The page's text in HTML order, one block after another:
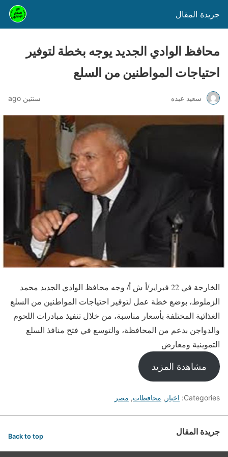
جريدة المقال
محافظ الوادي الجديد يوجه بخطة لتوفير
احتياجات المواطنين من السلع
سعيد عبده سنتين ago
الخارجة في 22 فبراير/أ ش أ/ وجه محافظ الوادي الجديد محمد
الزملوط، بوضع خطة عمل لتوفير احتياجات المواطنين من السلع
الغذائية المختلفة بأسعار مناسبة، من خلال تنفيذ مبادرات اللحوم
والدواجن بدعم من المحافظة، والتوسع في فتح منافذ السلع
التموينية ومعارض
مشاهدة المزيد
Categories: اخبار , محافظات, مصر
جريدة المقال Back to top